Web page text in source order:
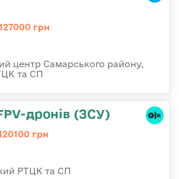
грн
центр Самарського району,
та СП
дронів (ЗСУ)
грн
РТЦК та СП